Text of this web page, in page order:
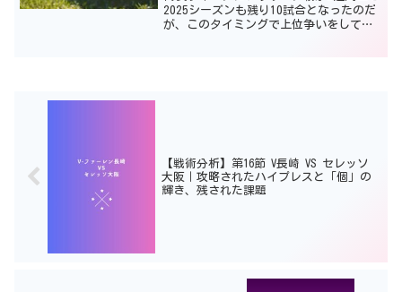
2025シーズンも残り10試合となったのだ
が、このタイミングで上位争いをしてい
【戦術分析】第16節 V長崎 VS セレッソ
大阪｜攻略されたハイプレスと「個」の
輝き、残された課題